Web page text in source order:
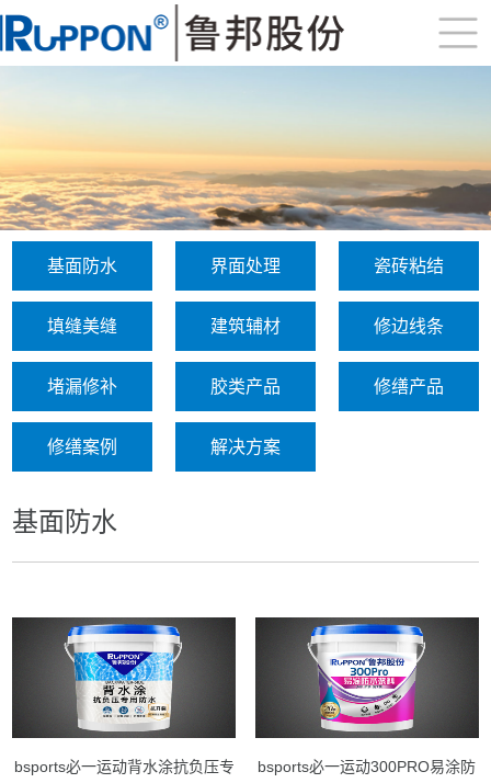
基面防水 界面处理 瓷砖粘结
填缝美缝 建筑辅材 修边线条
堵漏修补 胶类产品 修缮产品
修缮案例 解决方案
基面防水
bsports必一运动背水涂抗负压专
bsports必一运动300PRO易涂防